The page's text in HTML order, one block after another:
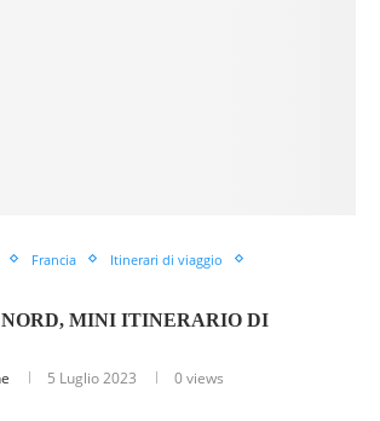
Francia
Itinerari di viaggio
MINI ITINERARIO DI
5 Luglio 2023 0 views